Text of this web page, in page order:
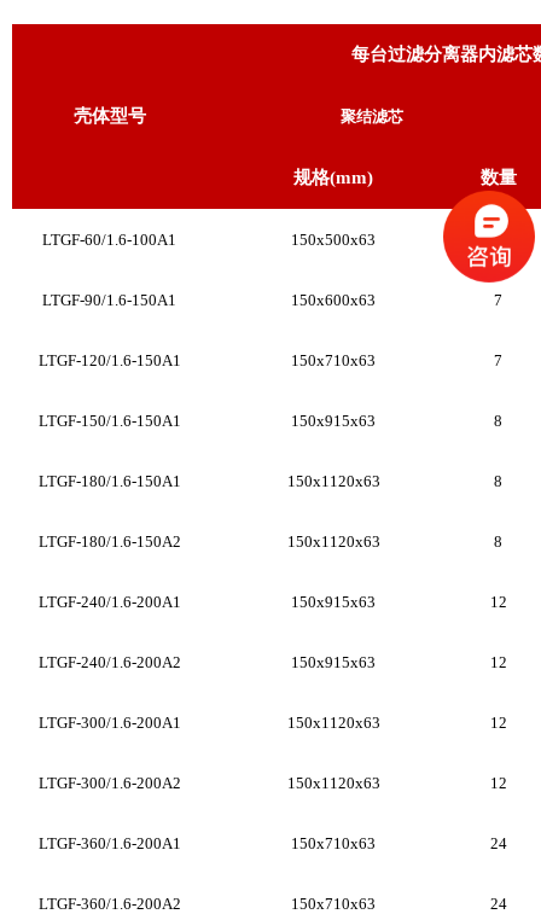
壳体型号
每台过滤分离器内滤芯
聚结滤芯
规格(mm) 数量
LTGF-60/1.6-100A1 150x500x63 5
LTGF-90/1.6-150A1 150x600x63 7
LTGF-120/1.6-150A1 150x710x63 7
LTGF-150/1.6-150A1 150x915x63 8
LTGF-180/1.6-150A1 150x1120x63 8
LTGF-180/1.6-150A2 150x1120x63 8
LTGF-240/1.6-200A1 150x915x63 12
LTGF-240/1.6-200A2 150x915x63 12
LTGF-300/1.6-200A1 150x1120x63 12
LTGF-300/1.6-200A2 150x1120x63 12
LTGF-360/1.6-200A1 150x710x63 24
LTGF-360/1.6-200A2 150x710x63 24